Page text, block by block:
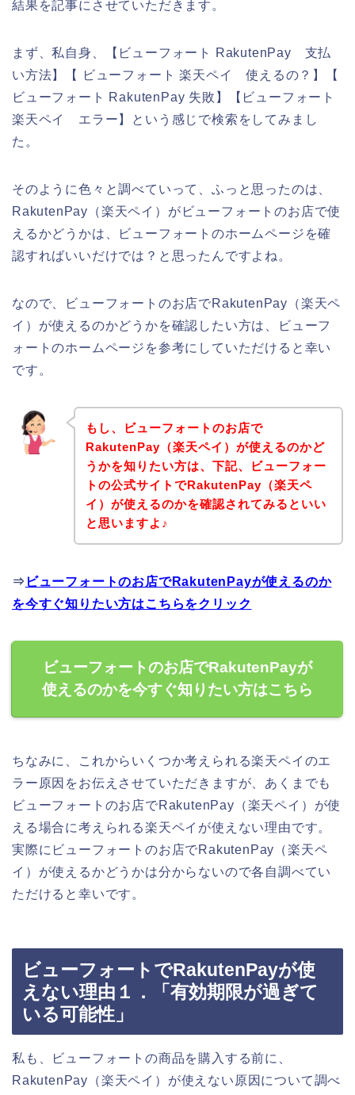
結果を記事にさせていただきます。
まず、私自身、【ビューフォート RakutenPay 支払
い方法】【 ビューフォート 楽天ペイ 使えるの？】【
ビューフォート RakutenPay 失敗】【ビューフォート
楽天ペイ エラー】という感じで検索をしてみまし
た。
そのように色々と調べていって、ふっと思ったのは、
RakutenPay（楽天ペイ）がビューフォートのお店で使
えるかどうかは、ビューフォートのホームページを確
認すればいいだけでは？と思ったんですよね。
なので、ビューフォートのお店でRakutenPay（楽天ペ
イ）が使えるのかどうかを確認したい方は、ビューフ
ォートのホームページを参考にしていただけると幸い
です。
もし、ビューフォートのお店で
RakutenPay（楽天ペイ）が使えるのかど
うかを知りたい方は、下記、ビューフォー
トの公式サイトでRakutenPay（楽天ペ
イ）が使えるのかを確認されてみるといい
と思いますよ♪
⇒ ビューフォートのお店でRakutenPayが使えるのか
を今すぐ知りたい方はこちらをクリック
ビューフォートのお店でRakutenPayが
使えるのかを今すぐ知りたい方はこちら
ちなみに、これからいくつか考えられる楽天ペイのエ
ラー原因をお伝えさせていただきますが、あくまでも
ビューフォートのお店でRakutenPay（楽天ペイ）が使
える場合に考えられる楽天ペイが使えない理由です。
実際にビューフォートのお店でRakutenPay（楽天ペ
イ）が使えるかどうかは分からないので各自調べてい
ただけると幸いです。
ビューフォートでRakutenPayが使
えない理由１．「有効期限が過ぎて
いる可能性」
私も、ビューフォートの商品を購入する前に、
RakutenPay（楽天ペイ）が使えない原因について調べ